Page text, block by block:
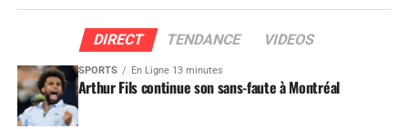
DIRECT TENDANCE VIDEOS
SPORTS En Ligne 13 minutes
Arthur Fils continue son sans-faute à Montréal